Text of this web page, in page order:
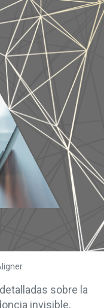
sobre la
invisible,